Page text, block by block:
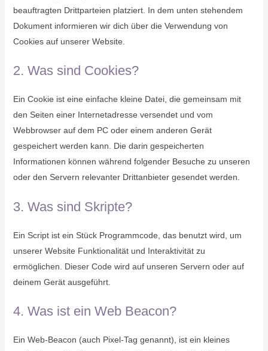
beauftragten Drittparteien platziert. In dem unten stehendem
Dokument informieren wir dich über die Verwendung von
Cookies auf unserer Website.
2. Was sind Cookies?
Ein Cookie ist eine einfache kleine Datei, die gemeinsam mit
den Seiten einer Internetadresse versendet und vom
Webbrowser auf dem PC oder einem anderen Gerät
gespeichert werden kann. Die darin gespeicherten
Informationen können während folgender Besuche zu unseren
oder den Servern relevanter Drittanbieter gesendet werden.
3. Was sind Skripte?
Ein Script ist ein Stück Programmcode, das benutzt wird, um
unserer Website Funktionalität und Interaktivität zu
ermöglichen. Dieser Code wird auf unseren Servern oder auf
deinem Gerät ausgeführt.
4. Was ist ein Web Beacon?
Ein Web-Beacon (auch Pixel-Tag genannt), ist ein kleines